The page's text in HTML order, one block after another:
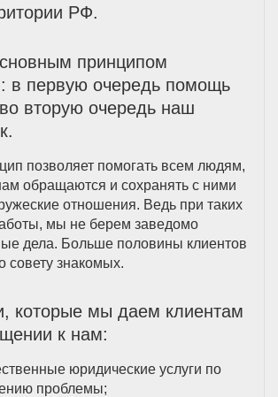
РФ.
принципом
в первую очередь помощь
вторую очередь наш
позволяет помогать всем людям,
обращаются и сохранять с ними
отношения. Ведь при таких
мы не берем заведомо
дела. Больше половины клиентов
совету знакомых.
которые мы даем клиентам
к нам:
юридические услуги по
проблемы;